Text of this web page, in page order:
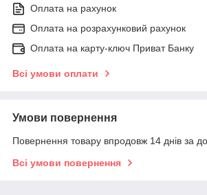
Оплата на рахунок
Оплата на розрахунковий рахунок
Оплата на карту-ключ Приват Банку
Всі умови оплати
Умови повернення
Повернення товару впродовж 14 днів за
Всі умови повернення